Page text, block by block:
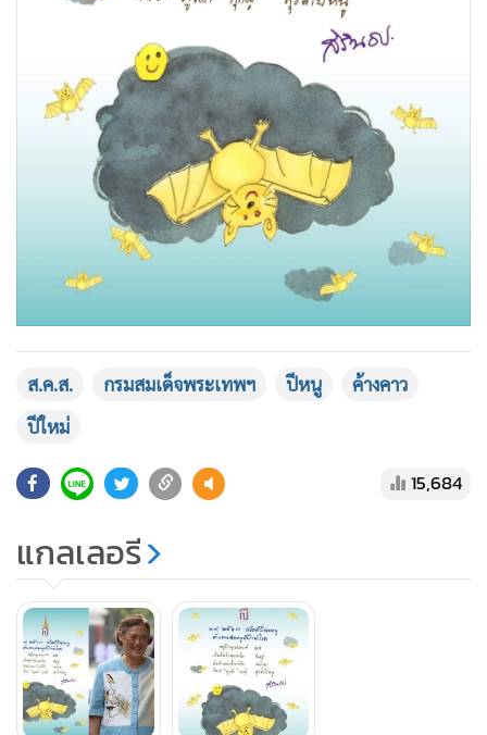
ส.ค.ส. กรมสมเด็จพระเทพฯ ปีหนู
ค้างคาว
ปีใหม่
15,684
แกลเลอรี